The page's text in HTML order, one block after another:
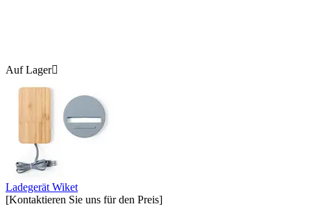
Auf Lager
Ladegerät Wiket
[Kontaktieren Sie uns für den Preis]